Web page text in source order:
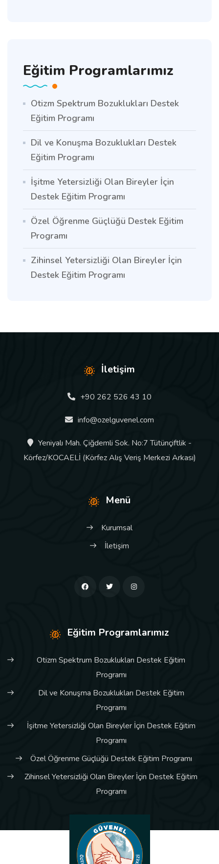
Eğitim Programlarımız
Otizm Spektrum Bozuklukları Destek
Eğitim Programı
Dil ve Konuşma Bozuklukları Destek
Eğitim Programı
İşitme Yetersizliği Olan Bireyler İçin
Destek Eğitim Programı
Özel Öğrenme Güçlüğü Destek Eğitim
Programı
Zihinsel Yetersizliği Olan Bireyler İçin
Destek Eğitim Programı
İletişim
+90 262 526 43 10
info@ozelguvenel.com
Yeniyalı Mah. Çiğdemli Sok. No:7 Tütünçiftlik -
Körfez/KOCAELİ (Körfez Alış Veriş Merkezi Arkası)
Menü
Kurumsal
İletişim
Eğitim Programlarımız
Otizm Spektrum Bozuklukları Destek Eğitim
Programı
Dil ve Konuşma Bozuklukları Destek Eğitim
Programı
İşitme Yetersizliği Olan Bireyler İçin Destek Eğitim
Programı
Özel Öğrenme Güçlüğü Destek Eğitim Programı
Zihinsel Yetersizliği Olan Bireyler İçin Destek Eğitim
Programı